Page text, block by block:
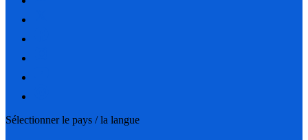
Sélectionner le pays / la langue